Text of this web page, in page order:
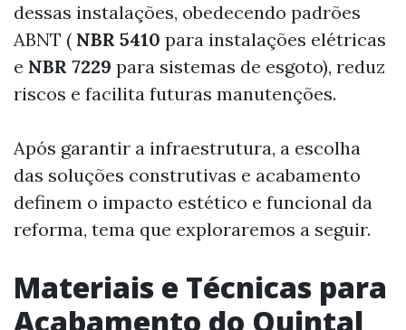
dessas instalações, obedecendo padrões
ABNT ( NBR 5410 para instalações elétricas
e NBR 7229 para sistemas de esgoto), reduz
riscos e facilita futuras manutenções.
Após garantir a infraestrutura, a escolha
das soluções construtivas e acabamento
definem o impacto estético e funcional da
reforma, tema que exploraremos a seguir.
Materiais e Técnicas para
Acabamento do Quintal